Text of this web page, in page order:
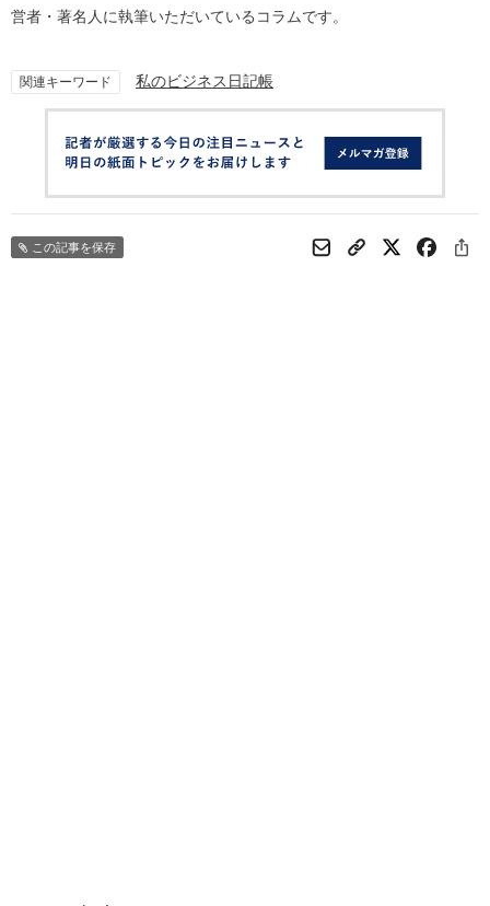
営者・著名人に執筆いただいているコラムです。
関連キーワード 私のビジネス日記帳
この記事を保存